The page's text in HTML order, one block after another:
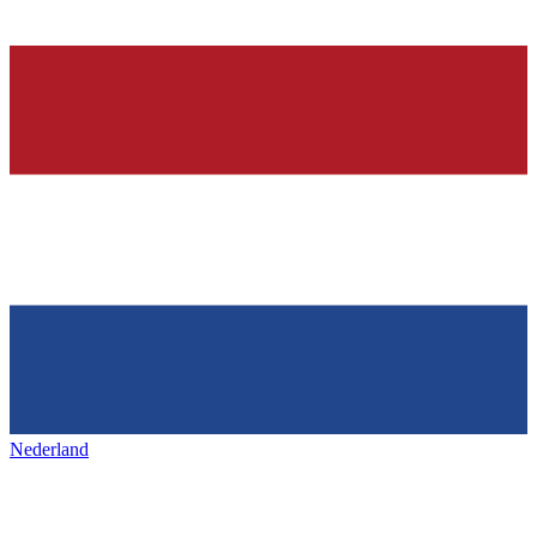
Nederland